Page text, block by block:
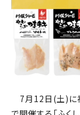
7月12日(土)に